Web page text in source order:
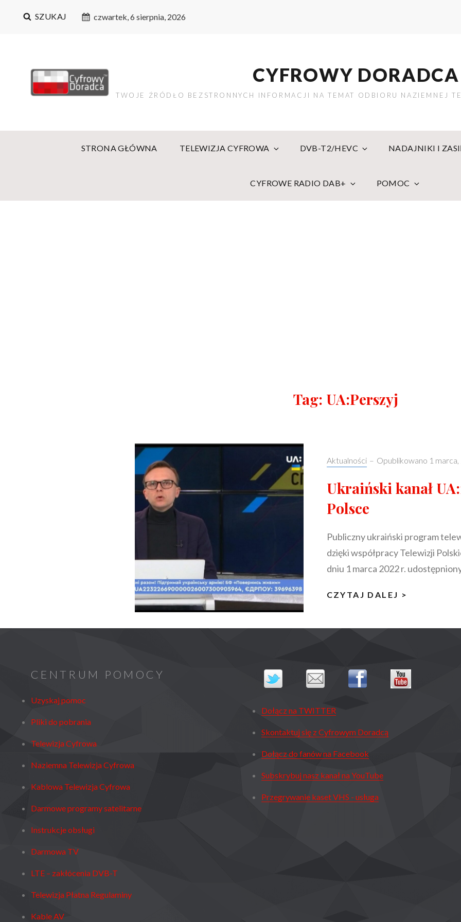
SZUKAJ czwartek, 6 sierpnia, 2026
CYFROWY DORADCA
TWOJE ŹRÓDŁO BEZSTRONNYCH INFORMACJI NA TEMAT ODBIORU NAZIEMNEJ
STRONA GŁÓWNA TELEWIZJA CYFROWA DVB-T2/HEVC NADAJNIKI I
CYFROWE RADIO DAB+ POMOC
Tag: UA:Perszyj
Categories:
Aktualności – Opublikowano 1
Ukraiński kanał
Polsce
Publiczny ukraiński program
dzięki współpracy Telewizji
dniu 1 marca 2022 r.
CZYTAJ DALEJ >
CENTRUM POMOCY
Uzyskaj pomoc
Pliki do pobrania
Telewizja Cyfrowa
Naziemna Telewizja Cyfrowa
Kablowa Telewizja Cyfrowa
Darmowe programy satelitarne
Instrukcje obsługi
Darmowa TV
LTE – zakłócenia DVB-T
Telewizja Płatna Regulaminy
Kable AV
Dołącz na TWITTER
Skontaktuj się z Cyfrowym Doradcą
Dołącz do fanów na Facebook
Subskrybuj nasz kanał na YouTube
Przegrywanie kaset VHS - usługa